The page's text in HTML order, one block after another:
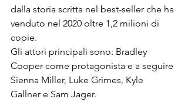
dalla storia scritta nel best-seller che ha
venduto nel 2020 oltre 1,2 milioni di
copie.
Gli attori principali sono: Bradley
Cooper come protagonista e a seguire
Sienna Miller, Luke Grimes, Kyle
Gallner e Sam Jager.